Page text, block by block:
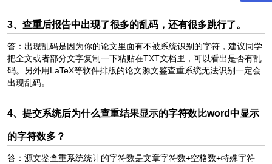
3、查重后报告中出现了很多的乱码，还有很多跳行了。
答：出现乱码是因为你的论文里面有不被系统识别的字符，建议同学
把全文或者部分文字复制一下粘贴在TXT文档里，可以看出是否有乱
码。另外用LaTeX等软件排版的论文源文鉴查重系统无法识别一定会
出现乱码。
4、提交系统后为什么查重结果显示的字符数比word中显示
的字符数多？
答：源文鉴查重系统统计的字符数是文章字符数+空格数+特殊字符